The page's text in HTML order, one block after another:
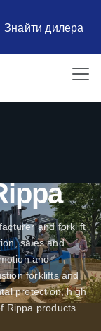
Знайти дилера
and forklift
sales and
and
forklifts and
protection, high
Rippa products.